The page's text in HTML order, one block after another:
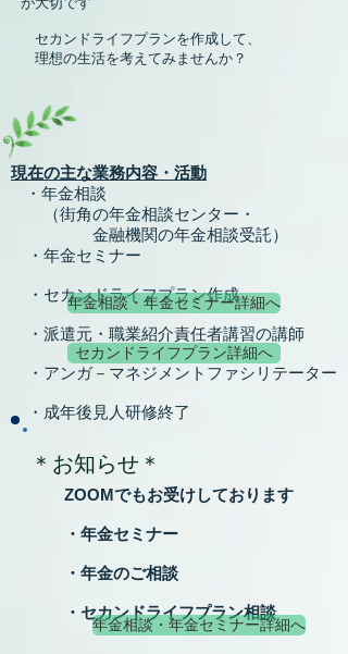
セカンドライフプランを作成して、
​ 理想の生活を考えてみませんか？
現在の主な業務内容・活動
・年金相談
（街角の年金相談センター・
金融機関の年金相談受託）
​ ・年金セミナー
・セカンドライフプラン作成
​ ・派遣元・職業紹介責任者講習の講師
・アンガ－マネジメントファシリテーター
​ ・成年後見人研修終了
年金相談・年金セミナー詳細へ
セカンドライフプラン詳細へ
＊お知らせ＊
​​​ ZOOMでもお受けしております
・年金セミナー
・ 年金のご相談
​ ・セカンドライフプラン相談
年金相談・年金セミナー詳細へ